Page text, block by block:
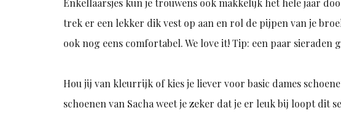
Enkellaarsjes kun je trouwens ook makkelijk het hele jaar
trek er een lekker dik vest op aan en rol de pijpen van je
ook nog eens comfortabel. We love it! Tip: een paar sieraden
Hou jij van kleurrijk of kies je liever voor basic dames
schoenen van Sacha weet je zeker dat je er leuk bij loopt dit